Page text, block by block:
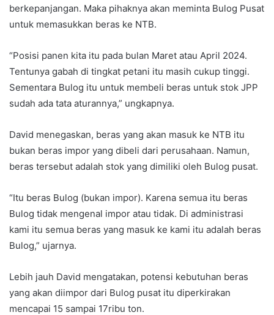
berkepanjangan. Maka pihaknya akan meminta Bulog Pusat
untuk memasukkan beras ke NTB.
“Posisi panen kita itu pada bulan Maret atau April 2024.
Tentunya gabah di tingkat petani itu masih cukup tinggi.
Sementara Bulog itu untuk membeli beras untuk stok JPP
sudah ada tata aturannya,” ungkapnya.
David menegaskan, beras yang akan masuk ke NTB itu
bukan beras impor yang dibeli dari perusahaan. Namun,
beras tersebut adalah stok yang dimiliki oleh Bulog pusat.
“Itu beras Bulog (bukan impor). Karena semua itu beras
Bulog tidak mengenal impor atau tidak. Di administrasi
kami itu semua beras yang masuk ke kami itu adalah beras
Bulog,” ujarnya.
Lebih jauh David mengatakan, potensi kebutuhan beras
yang akan diimpor dari Bulog pusat itu diperkirakan
mencapai 15 sampai 17ribu ton.